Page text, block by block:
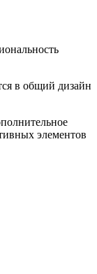
в общий дизайн
элементов